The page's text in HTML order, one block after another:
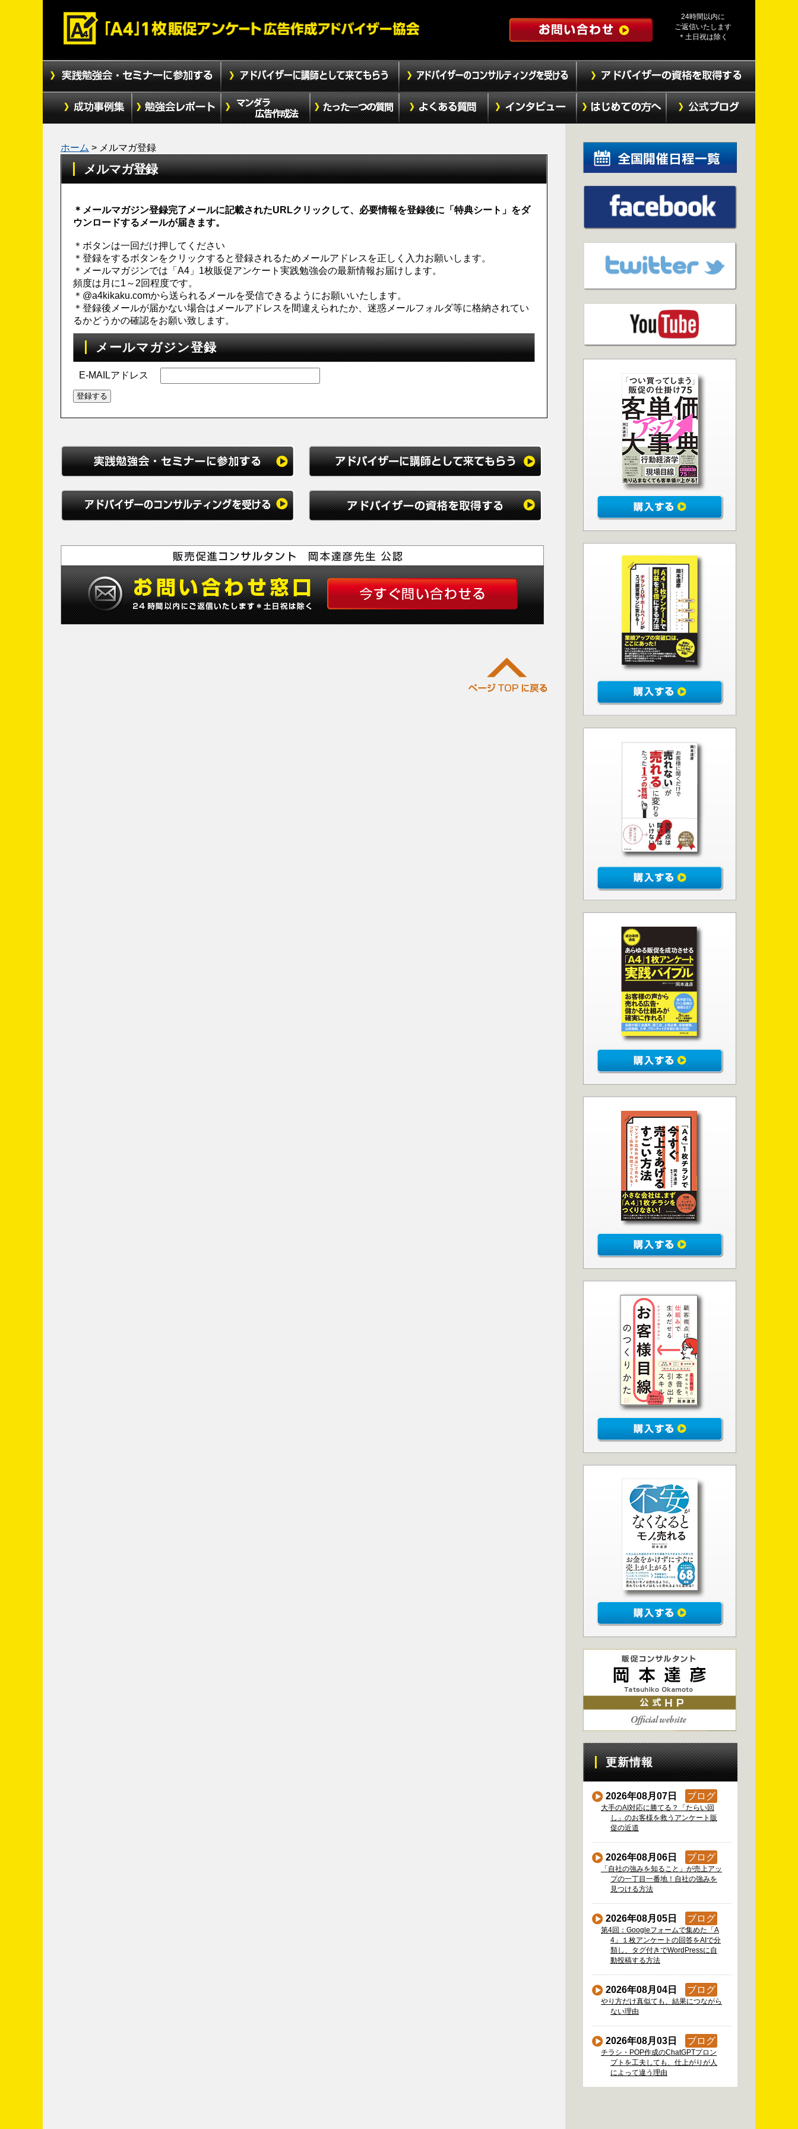
24時間以内に
ご返信いたします
＊土日祝は除く
ホーム > メルマガ登録
メルマガ登録
＊メールマガジン登録完了メールに記載されたURLクリックして、必要情報を登録後に「特典シート」をダ
ウンロードするメールが届きます。
＊ボタンは一回だけ押してください
＊登録をするボタンをクリックすると登録されるためメールアドレスを正しく入力お願いします。
＊メールマガジンでは「A4」1枚販促アンケート実践勉強会の最新情報お届けします。
頻度は月に1～2回程度です。
＊@a4kikaku.comから送られるメールを受信できるようにお願いいたします。
＊登録後メールが届かない場合はメールアドレスを間違えられたか、迷惑メールフォルダ等に格納されてい
るかどうかの確認をお願い致します。
メールマガジン登録
E-MAILアドレス
更新情報
2026年08月07日 ブログ
大手のAI対応に勝てる？「たらい回
し」のお客様を救うアンケート販
促の近道
2026年08月06日 ブログ
「自社の強みを知ること」が売上アッ
プの一丁目一番地！自社の強みを
見つける方法
2026年08月05日 ブログ
第4回：Googleフォームで集めた「A
4」１枚アンケートの回答をAIで分
類し、タグ付きでWordPressに自
動投稿する方法
2026年08月04日 ブログ
やり方だけ真似ても、結果につながら
ない理由
2026年08月03日 ブログ
チラシ・POP作成のChatGPTプロン
プトを工夫しても、仕上がりが人
によって違う理由